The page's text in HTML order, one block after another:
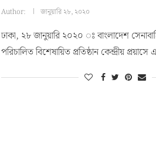
Author: জানুয়ারি ২৮, ২০২০
ঢাকা, ২৮ জানুয়ারি ২০২০ ঃ বাংলাদেশ
পরিচালিত বিশেষায়িত প্রতিষ্ঠান কেন্দ্রীয়